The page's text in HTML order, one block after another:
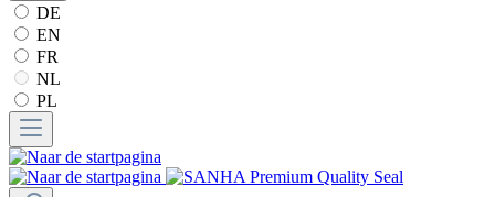
DE
EN
FR
NL
PL